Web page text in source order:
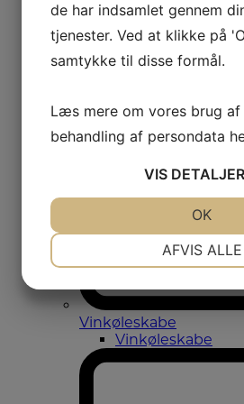
Vinkøleskabe
Vinkøleskabe
de har indsamlet gennem
tjenester. Ved at klikke på
samtykke til disse formål.
Læs mere om vores brug
behandling af persondata
VIS DETALJER
MARKETING
AFVIS ALLE
OK